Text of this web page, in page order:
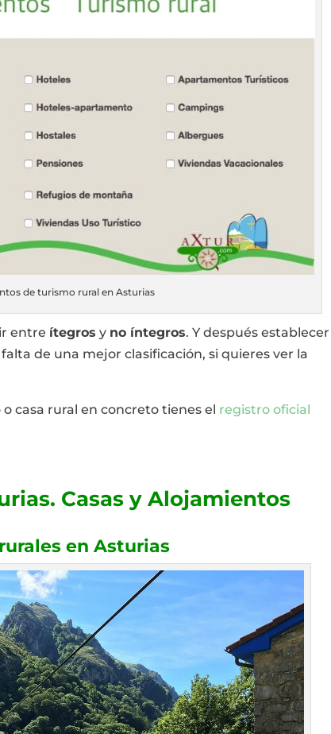
de turismo rural en Asturias
entre ítegros y no íntegros. Y después establecer
de una mejor clasificación, si quieres ver la
casa rural en concreto tienes el registro oficial
Casas y Alojamientos
en Asturias